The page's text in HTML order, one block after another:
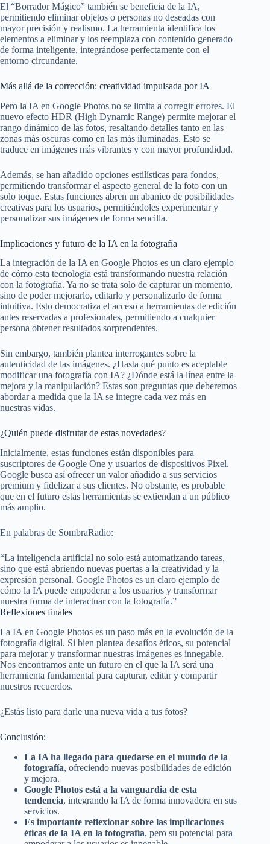
El “Borrador Mágico” también se beneficia de la IA,
permitiendo eliminar objetos o personas no deseadas con
mayor precisión y realismo. La herramienta identifica los
elementos a eliminar y los reemplaza con contenido generado
de forma inteligente, integrándose perfectamente con el
entorno circundante.
Más allá de la corrección: creatividad impulsada por IA
Pero la IA en Google Photos no se limita a corregir errores. El
nuevo efecto HDR (High Dynamic Range) permite mejorar el
rango dinámico de las fotos, resaltando detalles tanto en las
zonas más oscuras como en las más iluminadas. Esto se
traduce en imágenes más vibrantes y con mayor profundidad.
Además, se han añadido opciones estilísticas para fondos,
permitiendo transformar el aspecto general de la foto con un
solo toque. Estas funciones abren un abanico de posibilidades
creativas para los usuarios, permitiéndoles experimentar y
personalizar sus imágenes de forma sencilla.
Implicaciones y futuro de la IA en la fotografía
La integración de la IA en Google Photos es un claro ejemplo
de cómo esta tecnología está transformando nuestra relación
con la fotografía. Ya no se trata solo de capturar un momento,
sino de poder mejorarlo, editarlo y personalizarlo de forma
intuitiva. Esto democratiza el acceso a herramientas de edición
antes reservadas a profesionales, permitiendo a cualquier
persona obtener resultados sorprendentes.
Sin embargo, también plantea interrogantes sobre la
autenticidad de las imágenes. ¿Hasta qué punto es aceptable
modificar una fotografía con IA? ¿Dónde está la línea entre la
mejora y la manipulación? Estas son preguntas que deberemos
abordar a medida que la IA se integre cada vez más en
nuestras vidas.
¿Quién puede disfrutar de estas novedades?
Inicialmente, estas funciones están disponibles para
suscriptores de Google One y usuarios de dispositivos Pixel.
Google busca así ofrecer un valor añadido a sus servicios
premium y fidelizar a sus clientes. No obstante, es probable
que en el futuro estas herramientas se extiendan a un público
más amplio.
En palabras de SombraRadio:
“La inteligencia artificial no solo está automatizando tareas,
sino que está abriendo nuevas puertas a la creatividad y la
expresión personal. Google Photos es un claro ejemplo de
cómo la IA puede empoderar a los usuarios y transformar
nuestra forma de interactuar con la fotografía.”
Reflexiones finales
La IA en Google Photos es un paso más en la evolución de la
fotografía digital. Si bien plantea desafíos éticos, su potencial
para mejorar y transformar nuestras imágenes es innegable.
Nos encontramos ante un futuro en el que la IA será una
herramienta fundamental para capturar, editar y compartir
nuestros recuerdos.
¿Estás listo para darle una nueva vida a tus fotos?
Conclusión:
La IA ha llegado para quedarse en el mundo de la
fotografía, ofreciendo nuevas posibilidades de edición
y mejora.
Google Photos está a la vanguardia de esta
tendencia, integrando la IA de forma innovadora en sus
servicios.
Es importante reflexionar sobre las implicaciones
éticas de la IA en la fotografía, pero su potencial para